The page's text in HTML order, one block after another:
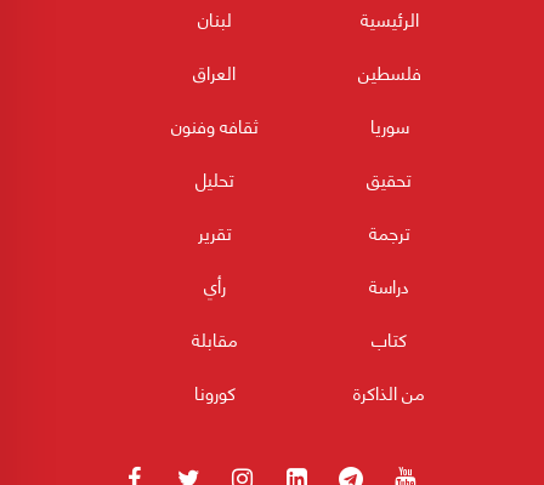
الرئيسية
لبنان
فلسطين
العراق
سوريا
ثقافه وفنون
تحقيق
تحليل
ترجمة
تقرير
دراسة
رأي
كتاب
مقابلة
من الذاكرة
كورونا